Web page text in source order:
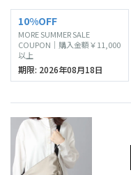
10%OFF
MORE SUMMER SALE
COUPON｜購入金額￥11,000
以上
期限: 2026年08月18日